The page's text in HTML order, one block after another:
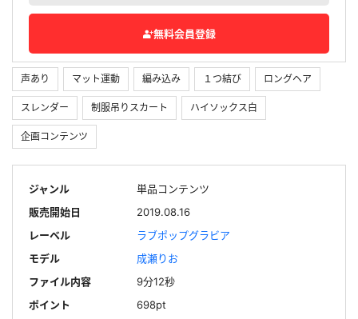
声あり マット運動 編み込み １つ結び ロングヘア
スレンダー 制服吊りスカート ハイソックス白
企画コンテンツ
ジャンル
単品コンテンツ
販売開始日
2019.08.16
レーベル
ラブポップグラビア
モデル
成瀬りお
ファイル内容
9分12秒
ポイント
698pt
無料会員登録